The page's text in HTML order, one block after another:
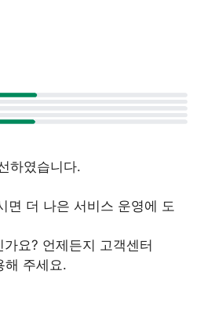
하였습니다.
면 더 나은 서비스 운영에 도
요? 언제든지 고객센터
주세요.